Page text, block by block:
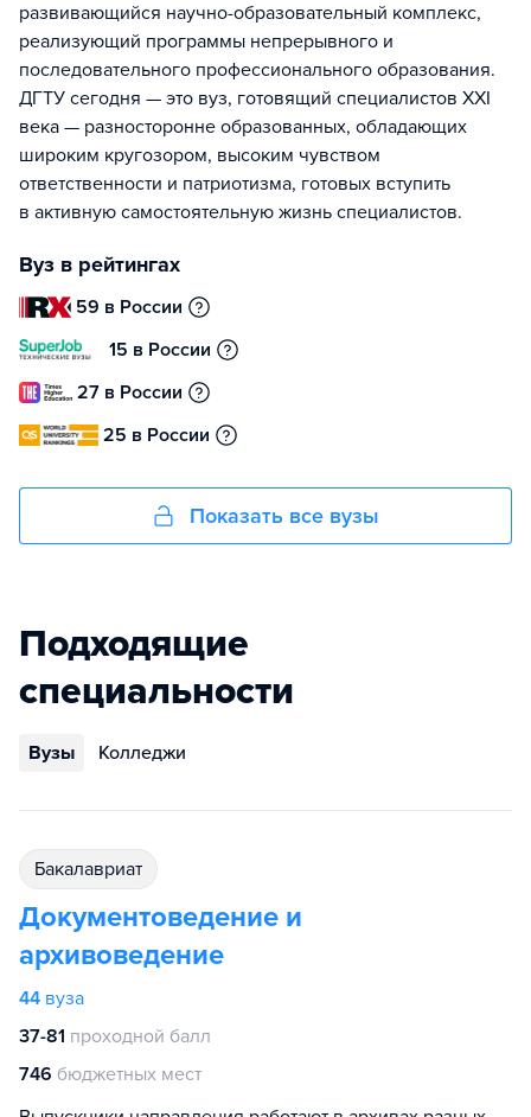
развивающийся научно-образовательный комплекс,
реализующий программы непрерывного и
последовательного профессионального образования.
ДГТУ сегодня — это вуз, готовящий специалистов XXI
века — разносторонне образованных, обладающих
широким кругозором, высоким чувством
ответственности и патриотизма, готовых вступить
в активную самостоятельную жизнь специалистов.
Вуз в рейтингах
59 в России
15 в России
27 в России
25 в России
Показать все вузы
Подходящие
специальности
Вузы Колледжи
бакалавриат
Документоведение и
архивоведение
44 вуза
37-81 проходной балл
746 бюджетных мест